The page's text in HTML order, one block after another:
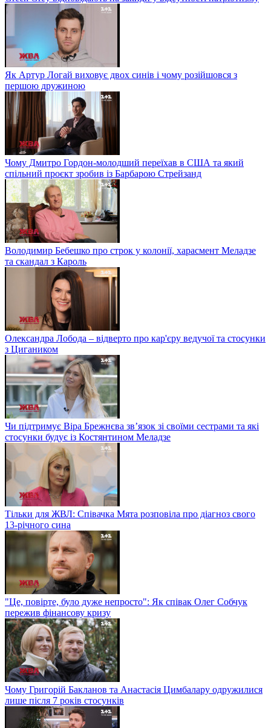
Як Артур Логай виховує двох синів і чому розійшовся з
першою дружиною
Чому Дмитро Гордон-молодший переїхав в США та який
спільний проєкт зробив із Барбарою Стрейзанд
Володимир Бебешко про строк у колонії, харасмент Меладзе
та скандал з Кароль
Олександра Лобода – відверто про кар'єру ведучої та стосунки
з Цигаником
Чи підтримує Віра Брежнєва зв’язок зі своїми сестрами та які
стосунки будує із Костянтином Меладзе
Тільки для ЖВЛ: Співачка Мята розповіла про діагноз свого
13-річного сина
"Це, повірте, було дуже непросто": Як співак Олег Собчук
пережив фінансову кризу
Чому Григорій Бакланов та Анастасія Цимбалару одружилися
лише після 7 років стосунків